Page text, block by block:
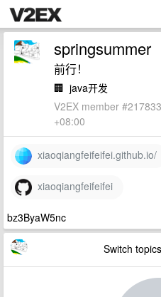
springsummer
前行！
🏢 java开发
V2EX member
+08:00
xiaoqiangfeifeifei.github.io/
xiaoqiangfeifeifei
bz3ByaW5nc
Switch